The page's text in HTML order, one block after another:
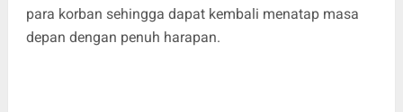
para korban sehingga dapat kembali menatap masa
depan dengan penuh harapan.